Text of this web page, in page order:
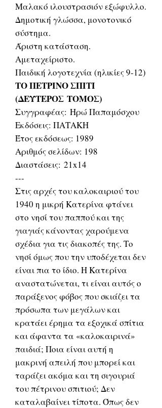
Μαλακό ιλουστρασιόν εξώφυλλο.
Δημοτική γλώσσα, μονοτονικό
σύστημα.
Άριστη κατάσταση.
Αμεταχείριστο.
Παιδική λογοτεχνία (ηλικίες 9-12)
ΤΟ ΠΕΤΡΙΝΟ ΣΠΙΤΙ
(ΔΕΥΤΕΡΟΣ ΤΟΜΟΣ)
Συγγραφέας: Ηρώ Παπαμόσχου
Εκδόσεις: ΠΑΤΑΚΗ
Έτος εκδόσεως: 1989
Αριθμός σελίδων: 198
Διαστάσεις: 21x14
---
Στις αρχές του καλοκαιριού του
1940 η μικρή Κατερίνα φτάνει
στο νησί του παππού και της
γιαγιάς κάνοντας χαρούμενα
σχέδια για τις διακοπές της. Το
νησί όμως που την υποδέχεται δεν
είναι πια το ίδιο. Η Κατερίνα
αναστατώνεται, τι είναι αυτός ο
παράξενος φόβος που σκιάζει τα
πρόσωπα των μεγάλων και
κρατάει έρημα τα εξοχικά σπίτια
και άφαντα τα «καλοκαιρινά»
παιδιά; Ποια είναι αυτή η
μακρινή απειλή που μπορεί και
ταράζει ακόμα και τη σιγουριά
του πέτρινου σπιτιού; Δεν
καταλαβαίνει τίποτα. Όπως δεν